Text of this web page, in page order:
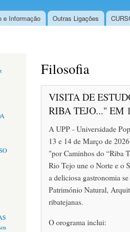
e Informação Outras Ligações
Filosofia
VISITA DE
RIBA TEJO..." EM
A UPP - Universidade
13 e 14 de Março de
"por Caminhos do “Riba
Rio Tejo une o Norte e o
a deliciosa gastronomia
Património Natural,
ribatejanas.
O orograma inclui: